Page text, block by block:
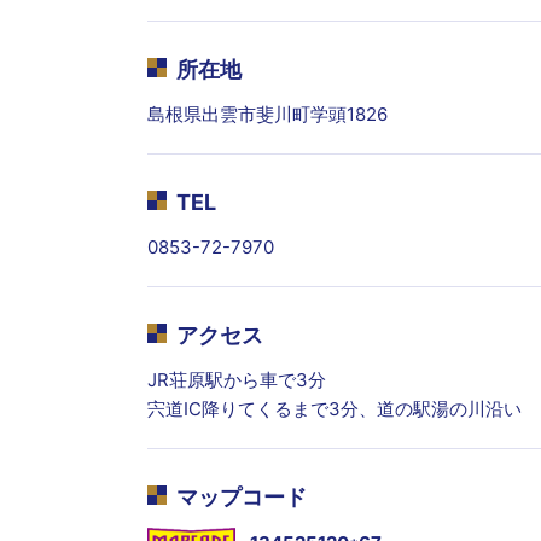
所在地
島根県出雲市斐川町学頭1826
TEL
0853-72-7970
アクセス
JR荘原駅から車で3分
宍道IC降りてくるまで3分、道の駅湯の川沿い
マップコード